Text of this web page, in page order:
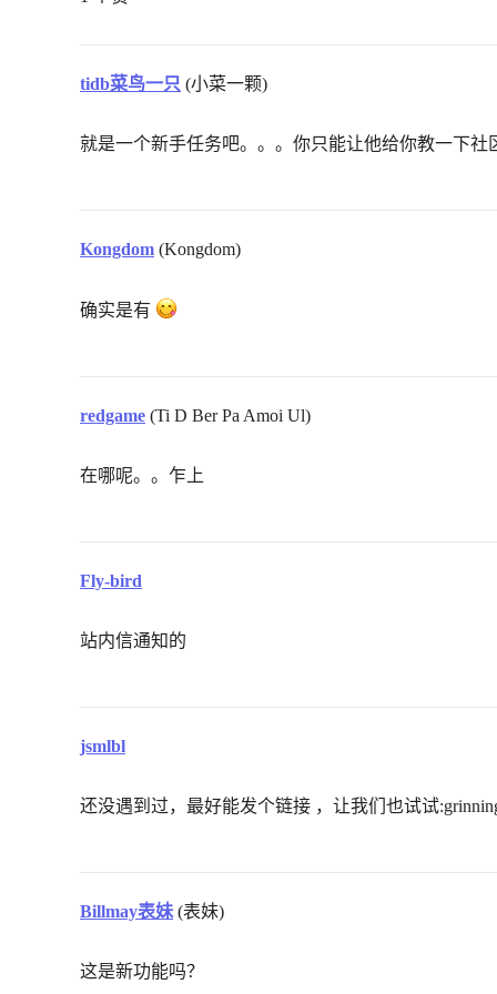
tidb菜鸟一只 (小菜一颗)
就是一个新手任务吧。。。你只能让他给你教一下社
Kongdom (Kongdom)
确实是有
redgame (Ti D Ber Pa Amoi Ul)
在哪呢。。乍上
Fly-bird
站内信通知的
jsmlbl
还没遇到过，最好能发个链接 ，让我们也试试
Billmay表妹 (表妹)
这是新功能吗？